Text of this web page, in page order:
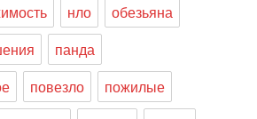
нло
обезьяна
панда
повезло
пожилые